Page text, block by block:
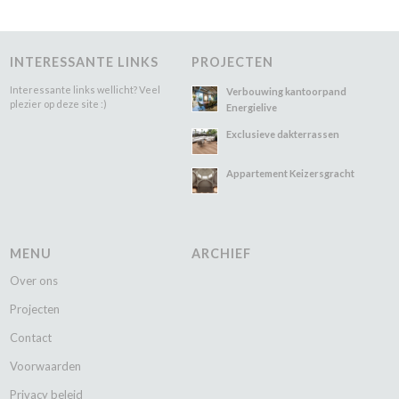
INTERESSANTE LINKS
Interessante links wellicht? Veel
plezier op deze site :)
PROJECTEN
Verbouwing kantoorpand
Energielive
Exclusieve dakterrassen
Appartement Keizersgracht
MENU
Over ons
Projecten
Contact
Voorwaarden
Privacy beleid
ARCHIEF